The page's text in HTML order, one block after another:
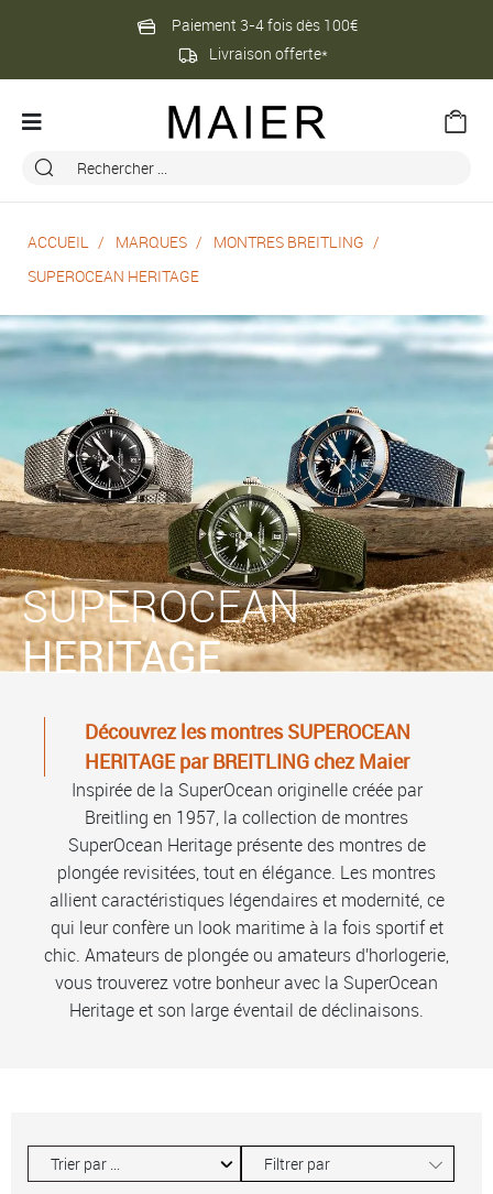
Paiement 3-4 fois dès 100€
Livraison offerte*
ACCUEIL MARQUES
MONTRES BREITLING
SUPEROCEAN HERITAGE
SUPEROCEAN
HERITAGE
Découvrez les montres SUPEROCEAN
HERITAGE par BREITLING chez Maier
Inspirée de la SuperOcean originelle créée par
Breitling en 1957, la collection de montres
SuperOcean Heritage présente des montres de
plongée revisitées, tout en élégance. Les montres
allient caractéristiques légendaires et modernité, ce
qui leur confère un look maritime à la fois sportif et
chic. Amateurs de plongée ou amateurs d'horlogerie,
vous trouverez votre bonheur avec la SuperOcean
Heritage et son large éventail de déclinaisons.
Filtrer par ∟